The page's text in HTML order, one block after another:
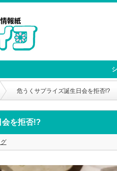
危うくサプライズ誕生日会を拒否!?
会を拒否!?